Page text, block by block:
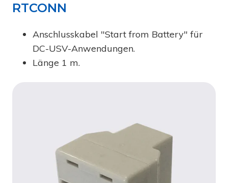
RTCONN
Anschlusskabel "Start from Battery" für
DC-USV-Anwendungen.
Länge 1 m.